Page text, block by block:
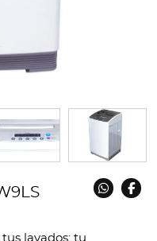
lavados: tu